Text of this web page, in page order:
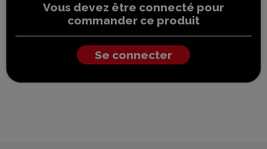
Vous devez être connecté pour
commander ce produit
Se connecter